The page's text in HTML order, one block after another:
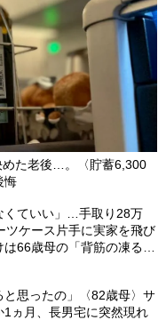
めた老後…。〈貯蓄6,300
悔
くていい」…手取り28万
ツケース片手に実家を飛び
66歳母の「背筋の凍る一
と思ったの」〈82歳母〉サ
ヵ月、長男宅に突然現れ